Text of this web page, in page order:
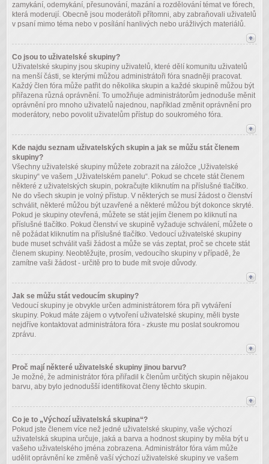
zamykání, odemykání, přesunování, mazání a rozdělování témat ve fórech,
která moderují. Obecně jsou moderátoři přítomni, aby zabraňovali uživatelů
v psaní mimo téma nebo v posílání hanlivých nebo urážlivých materiálů.
Co jsou to uživatelské skupiny?
Uživatelské skupiny jsou skupiny uživatelů, které dělí komunitu uživatelů
na menší části, se kterými můžou administrátoři fóra snadněji pracovat.
Každý člen fóra může patřit do několika skupin a každé skupině můžou být
přiřazena různá oprávnění. To umožňuje administrátorům jednoduše měnit
oprávnění pro mnoho uživatelů najednou, například změnit oprávnění pro
moderátory, nebo povolit uživatelům přístup do soukromého fóra.
Kde najdu seznam uživatelských skupin a jak se můžu stát členem
skupiny?
Všechny uživatelské skupiny můžete zobrazit na záložce „Uživatelské
skupiny“ ve vašem „Uživatelském panelu“. Pokud se chcete stát členem
některé z uživatelských skupin, pokračujte kliknutím na příslušné tlačítko.
Ne do všech skupin je volný přístup. V některých se musí žádost o členství
schválit, některé můžou být uzavřené a některé můžou být dokonce skryté.
Pokud je skupiny otevřená, můžete se stát jejím členem po kliknutí na
příslušné tlačítko. Pokud členství ve skupině vyžaduje schválení, můžete o
ně požádat kliknutím na příslušné tlačítko. Vedoucí uživatelské skupiny
bude muset schválit vaši žádost a může se vás zeptat, proč se chcete stát
členem skupiny. Neobtěžujte, prosím, vedoucího skupiny v případě, že
zamítne vaši žádost - určitě pro to bude mít svoje důvody.
Jak se můžu stát vedoucím skupiny?
Vedoucí skupiny je obvykle určen administrátorem fóra při vytváření
skupiny. Pokud máte zájem o vytvoření uživatelské skupiny, měli byste
nejdříve kontaktovat administrátora fóra - zkuste mu poslat soukromou
zprávu.
Proč mají některé uživatelské skupiny jinou barvu?
Je možné, že administrátor fóra přiřadil k členům určitých skupin nějakou
barvu, aby bylo jednodušší identifikovat členy těchto skupin.
Co je to „Výchozí uživatelská skupina“?
Pokud jste členem více než jedné uživatelské skupiny, vaše výchozí
uživatelská skupina určuje, jaká a barva a hodnost skupiny by měla být u
vašeho uživatelského jména zobrazena. Administrátor fóra vám může
udělit oprávnění ke změně vaší výchozí uživatelské skupiny ve vašem